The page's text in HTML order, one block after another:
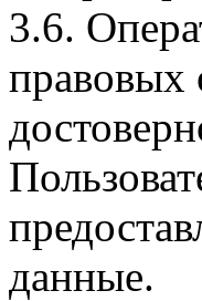
3.6.
правовых
данные.